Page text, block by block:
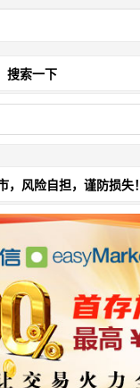
搜索一下
，风险自担，谨防损失！